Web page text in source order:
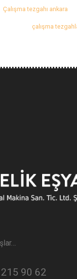
Çalışma tezgahı ankara
çalışma
90 62